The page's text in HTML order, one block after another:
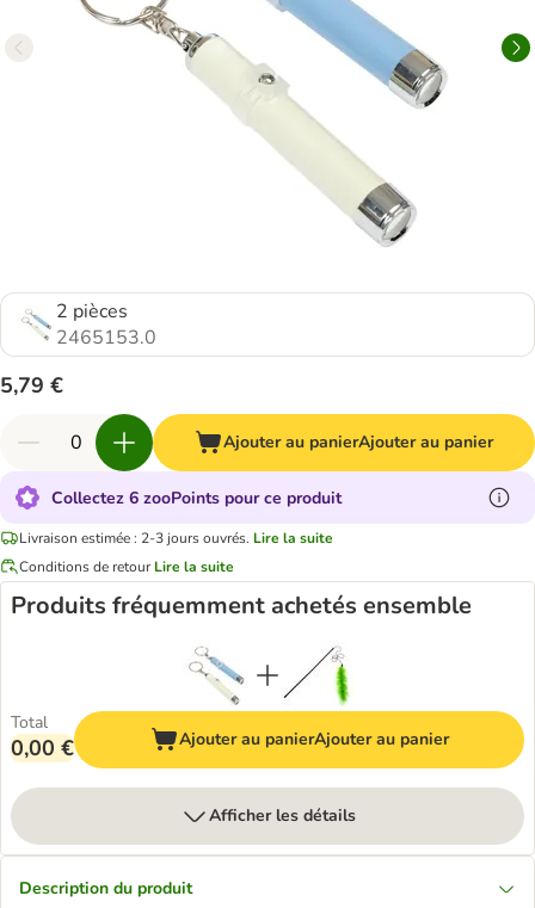
2 pièces
2465153.0
5,79 €
Ajouter au panierAjouter au panier
Collectez 6 zooPoints pour ce produit
Livraison estimée : 2-3 jours ouvrés. Lire la suite
Conditions de retour Lire la suite
Produits fréquemment achetés ensemble
Total
0,00 € Ajouter au panierAjouter au panier
Afficher les détails
Description du produit